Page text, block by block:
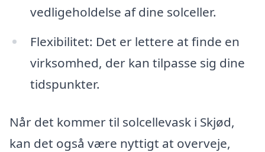
vedligeholdelse af dine solceller.
Flexibilitet: Det er lettere at finde en
virksomhed, der kan tilpasse sig dine
tidspunkter.
Når det kommer til solcellevask i Skjød,
kan det også være nyttigt at overveje,